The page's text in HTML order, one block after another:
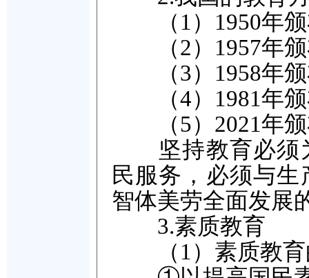
（1）1950年颁
（2）1957年颁
（3）1958年颁
（4）1981年颁
（5）2021年颁
坚持教育必须
民服务，必须与
智体美劳全面发展
3.素质教育
（1）素质教育